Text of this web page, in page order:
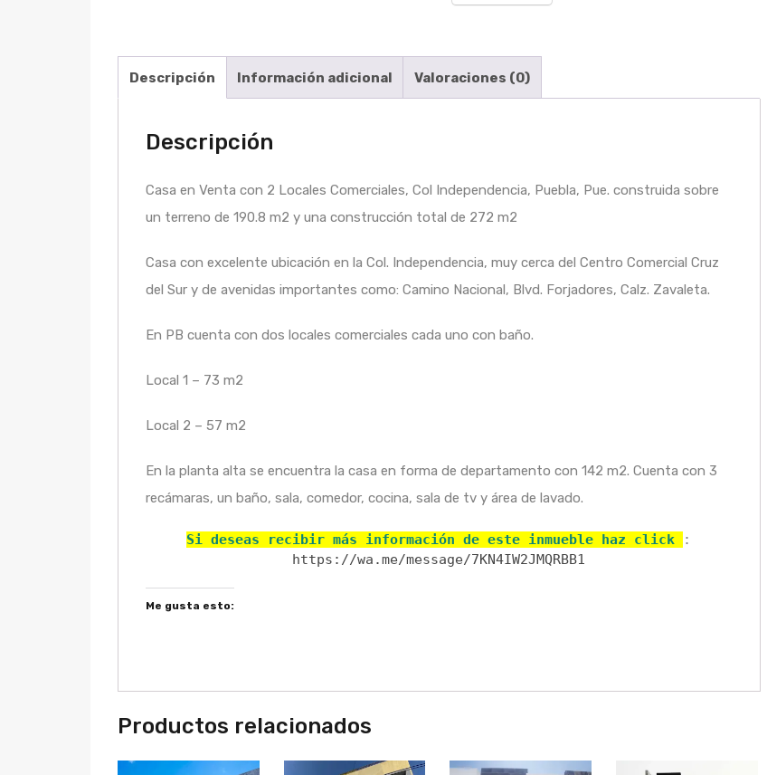
Descripción Información adicional Valoraciones (0)
Descripción
Casa en Venta con 2 Locales Comerciales, Col Independencia, Puebla, Pue. construida sobre
un terreno de 190.8 m2 y una construcción total de 272 m2
Casa con excelente ubicación en la Col. Independencia, muy cerca del Centro Comercial Cruz
del Sur y de avenidas importantes como: Camino Nacional, Blvd. Forjadores, Calz. Zavaleta.
En PB cuenta con dos locales comerciales cada uno con baño.
Local 1 – 73 m2
Local 2 – 57 m2
En la planta alta se encuentra la casa en forma de departamento con 142 m2. Cuenta con 3
recámaras, un baño, sala, comedor, cocina, sala de tv y área de lavado.
Si deseas recibir más información de este inmueble haz click
https://wa.me/message/7KN4IW2JMQRBB1
Me gusta esto:
Productos relacionados